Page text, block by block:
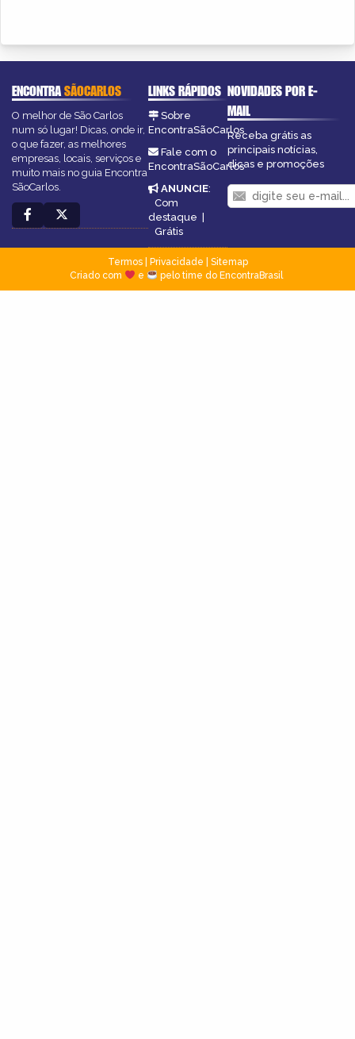
ENCONTRASÃOCARLOS
O melhor de São Carlos
num só lugar! Dicas, onde ir,
o que fazer, as melhores
empresas, locais, serviços e
muito mais no guia Encontra
SãoCarlos.
LINKS RÁPIDOS
Sobre
EncontraSãoCarlos
Fale com o
EncontraSãoCarlos
ANUNCIE:
Com
destaque |
Grátis
NOVIDADES POR E-
MAIL
Receba grátis as
principais notícias,
dicas e promoções
Termos| Privacidade
Sitemap
Criado com
e pelo time do EncontraBrasil